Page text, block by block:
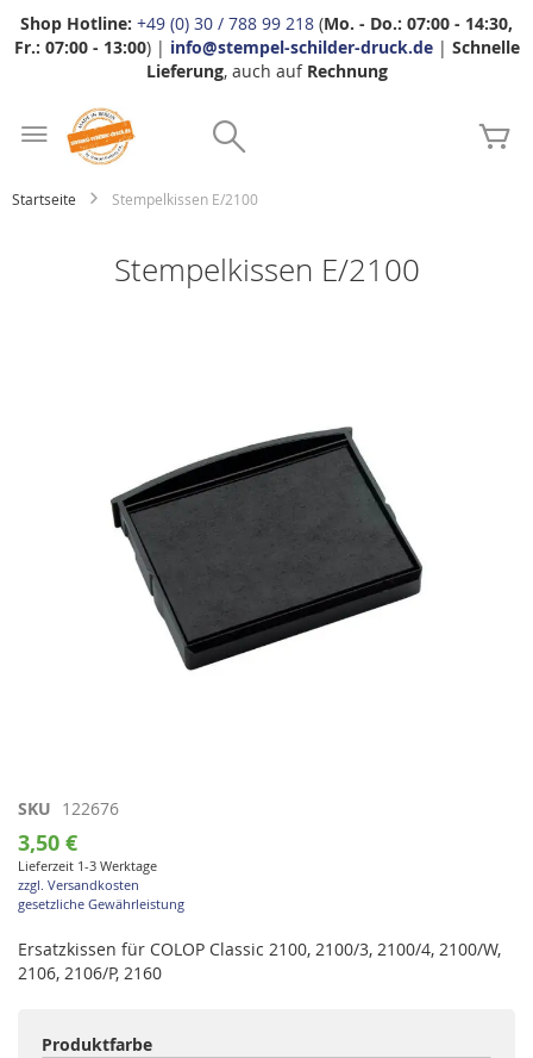
Shop Hotline: +49 (0) 30 / 788 99 218 (Mo. - Do.: 07:00 - 14:30,
Fr.: 07:00 - 13:00) | info@stempel-schilder-druck.de| Schnelle
Lieferung, auch auf Rechnung
Startseite Stempelkissen E/2100
Stempelkissen E/2100
Zum
Anfang
der
Bildgalerie
springen
SKU 122676
3,50 €
Lieferzeit 1-3 Werktage
zzgl. Versandkosten
gesetzliche Gewährleistung
Ersatzkissen für COLOP Classic 2100, 2100/3, 2100/4, 2100/W,
2106, 2106/P, 2160
Produktfarbe